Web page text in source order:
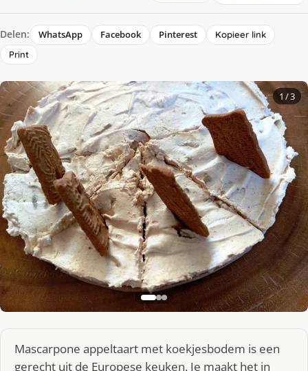
Delen: WhatsApp Facebook Pinterest
Kopieer link
Print
1 / 3
Mascarpone appeltaart met koekjesbodem is een
gerecht uit de Europese keuken. Je maakt het in